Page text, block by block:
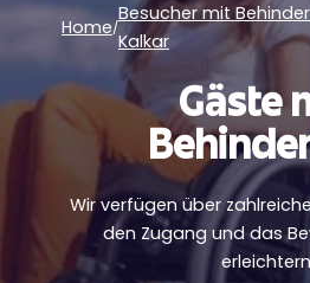
Home/
Besucher mit
Kalkar
Gäste
Wir verfügen über
den Zugang und das